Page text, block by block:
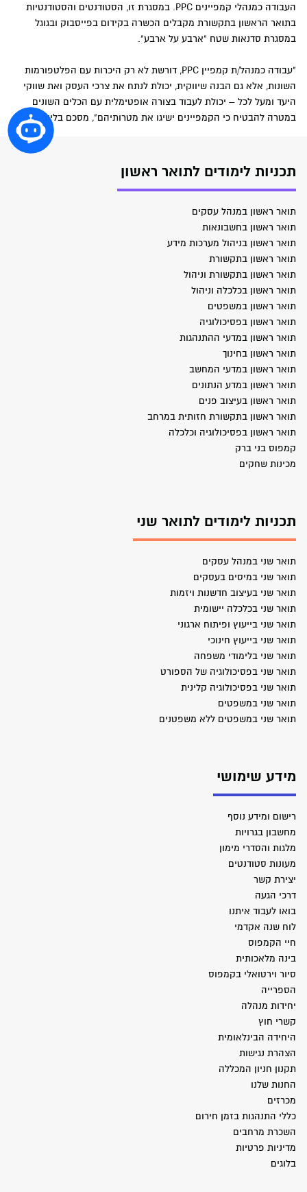
העבודה כמנהלי קמפיינים PPC. במסגרת זו, הסטודנטים והסטודנטיות
בתואר הראשון בתקשורת מקבלים הכשרה בקידום בפייסבוק ובגוגל
במסגרת סדנאות שטח "ארבע על ארבע".
"עבודה כמנהל/ת קמפיין PPC, דורשת לא רק היכרות עם הפלטפורמות
השונות, אלא גם הבנה שיווקית, יכולת לנתח את צרכי העסק ואת שווקי
היעד ומעל לכל – יכולת לעבוד בצורה אופטימלית עם הכלים השונים
במטרה להבטיח כי הקמפיינים ישיגו את מטרותיהם", מסכם בלייר.
תכניות לימודים לתואר ראשון
תואר ראשון במנהל עסקים
תואר ראשון בחשבונאות
תואר ראשון בניהול מערכות מידע
תואר ראשון בתקשורת
תואר ראשון בתקשורת וניהול
תואר ראשון בכלכלה וניהול
תואר ראשון במשפטים
תואר ראשון בפסיכולוגיה
תואר ראשון במדעי ההתנהגות
תואר ראשון בחינוך
תואר ראשון במדעי המחשב
תואר ראשון במדע הנתונים
תואר ראשון בעיצוב פנים
תואר ראשון בתקשורת חזותית במרחב
תואר ראשון בפסיכולוגיה וכלכלה
קמפוס בני ברק
מכינות שחקים
תכניות לימודים לתואר שני
תואר שני במנהל עסקים
תואר שני במיסים בעסקים
תואר שני בעיצוב חדשנות ויזמות
תואר שני בכלכלה יישומית
תואר שני בייעוץ ופיתוח ארגוני
תואר שני בייעוץ חינוכי
תואר שני בלימודי משפחה
תואר שני בפסיכולוגיה של הספורט
תואר שני בפסיכולוגיה קלינית
תואר שני במשפטים
תואר שני במשפטים ללא משפטנים
מידע שימושי
רישום ומידע נוסף
מחשבון בגרויות
מלגות והסדרי מימון
מעונות סטודנטים
יצירת קשר
דרכי הגעה
בואו לעבוד איתנו
לוח שנה אקדמי
חיי הקמפוס
בינה מלאכותית
סיור וירטואלי בקמפוס
הספרייה
יחידות מנהלה
קשרי חוץ
היחידה הבינלאומית
הצהרת נגישות
תקנון חניון המכללה
החנות שלנו
מכרזים
כללי התנהגות בזמן חירום
השכרת מרחבים
מדיניות פרטיות
בלוגים